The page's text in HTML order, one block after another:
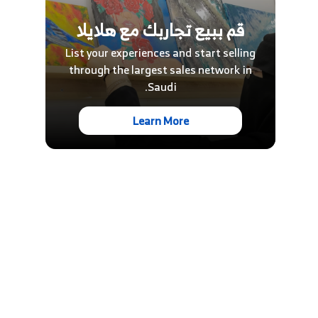
قم ببيع تجاربك مع هلايلا
List your experiences and start selling
through the largest sales network in
Saudi.
Learn More